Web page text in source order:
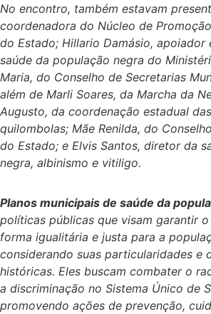
No encontro, também estavam
coordenadora do Núcleo de
do Estado; Hillario Damásio, apoiador
saúde da população negra do
Maria, do Conselho de Secretarias
além de Marli Soares, da Marcha da
Augusto, da coordenação estadual
quilombolas; Mãe Renilda, do
do Estado; e Elvis Santos, diretor da
negra, albinismo e vitiligo.
Planos municipais de saúde da
políticas públicas que visam garantir
forma igualitária e justa para a
considerando suas particularidades e
históricas. Eles buscam combater o
a discriminação no Sistema Único de
promovendo ações de prevenção,